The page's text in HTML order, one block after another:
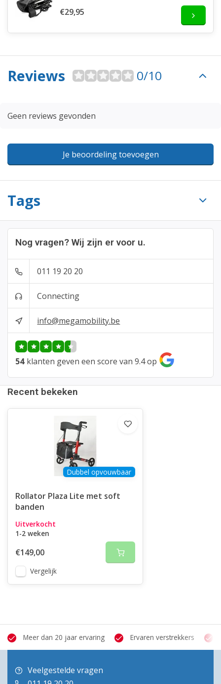
€29,95
Tags
Nog vragen? Wij zijn er voor u.
011 19 20 20
Connecting
info@megamobility.be
54 klanten geven een score van 9.4 op
Reviews 0/10
Geen reviews gevonden
Je beoordeling toevoegen
Recent bekeken
Dubbel opvouwbaar
Rollator Plaza Lite met soft
banden
Uitverkocht
1-2 weken
€149,00
Vergelijk
Meer dan 20 jaar ervaring Ervaren verstrekkers
Veelgestelde vragen